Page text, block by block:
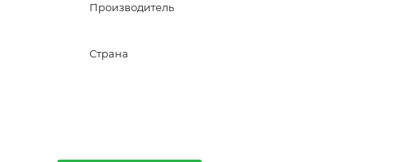
Производитель
Страна